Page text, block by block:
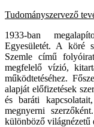
Tudományszervező
1933-ban
Egyesületét. A köré
Szemle című
megfelelő vízió,
működtetéséhez.
alapját előfizetések
és baráti
megnyerni
különböző világnézetű